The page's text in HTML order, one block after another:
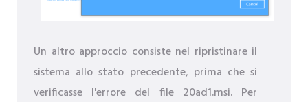
Un altro approccio consiste nel ripristinare il
sistema allo stato precedente, prima che si
verificasse l'errore del file 20ad1.msi. Per